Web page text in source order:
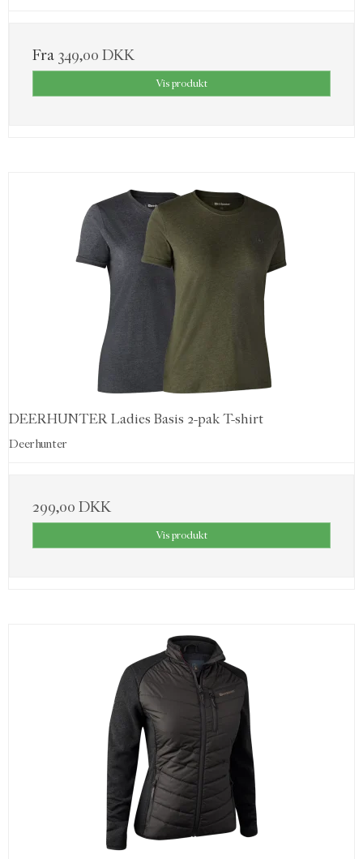
Fra 349,00 DKK
Vis produkt
DEERHUNTER Ladies Basis 2-pak T-shirt
Deerhunter
299,00 DKK
Vis produkt